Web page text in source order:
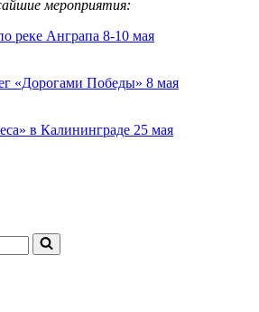
мероприятия:
реке Анграпа 8-10 мая
«Дорогами Победы» 8 мая
в Калининграде 25 мая